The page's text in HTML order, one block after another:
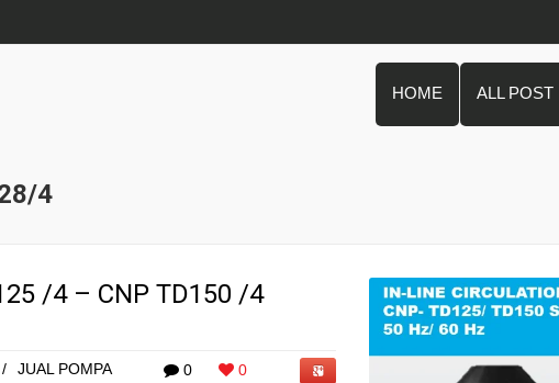
HOME ALL POST
4
/4 – CNP TD150 /4
0 0
/
JUAL POMPA